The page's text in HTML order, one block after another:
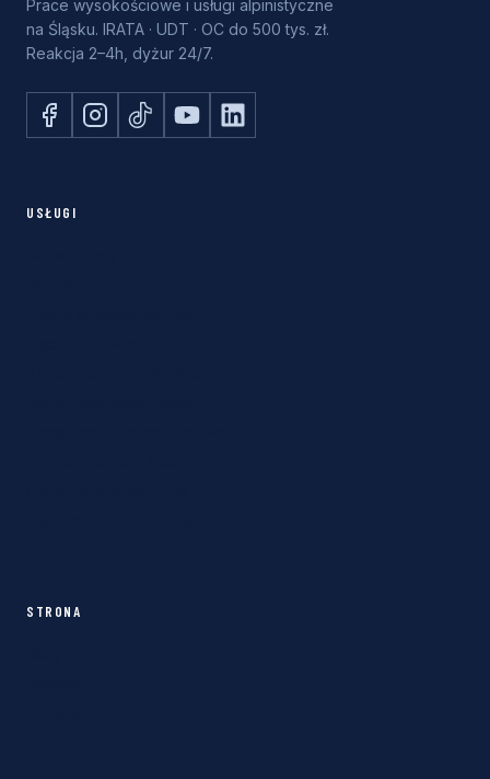
o
w
y
c
Prace wysokościowe i usługi alpinistyczne
na Śląsku. IRATA · UDT · OC do 500 tys. zł.
Reakcja 2–4h, dyżur 24/7.
USŁUGI
STRONA